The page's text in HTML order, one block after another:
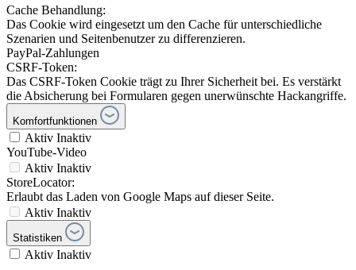
Cache Behandlung:
Das Cookie wird eingesetzt um den Cache für unterschiedliche
Szenarien und Seitenbenutzer zu differenzieren.
PayPal-Zahlungen
CSRF-Token:
Das CSRF-Token Cookie trägt zu Ihrer Sicherheit bei. Es verstärkt
die Absicherung bei Formularen gegen unerwünschte Hackangriffe.
Komfortfunktionen
Aktiv Inaktiv
YouTube-Video
Aktiv Inaktiv
StoreLocator:
Erlaubt das Laden von Google Maps auf dieser Seite.
Aktiv Inaktiv
Statistiken
Aktiv Inaktiv